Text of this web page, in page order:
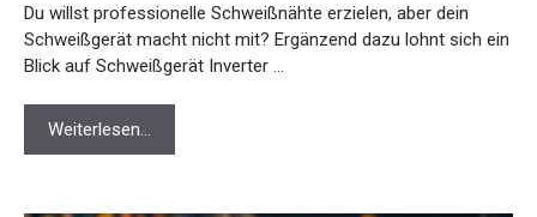
Du willst professionelle Schweißnähte erzielen, aber dein
Schweißgerät macht nicht mit? Ergänzend dazu lohnt sich ein
Blick auf Schweißgerät Inverter …
Weiterlesen…